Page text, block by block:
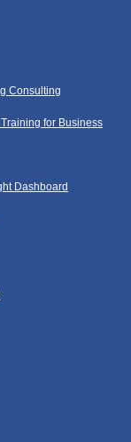
Consulting
for Business
Dashboard